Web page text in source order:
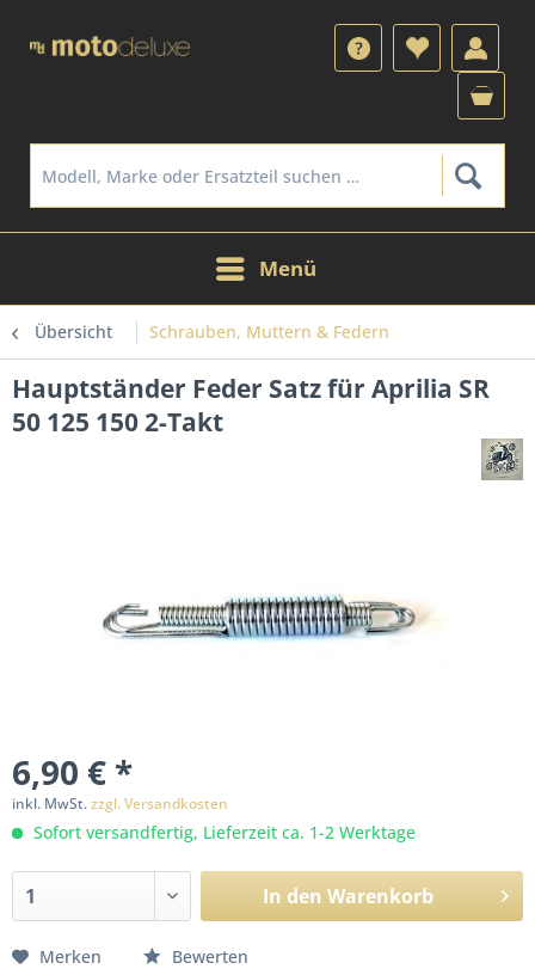
Menü
Übersicht Schrauben, Muttern & Federn
Hauptständer Feder Satz für Aprilia SR
50 125 150 2-Takt
6,90 € *
inkl. MwSt.zzgl. Versandkosten
Sofort versandfertig, Lieferzeit ca. 1-2 Werktage
In den Warenkorb
Merken Bewerten